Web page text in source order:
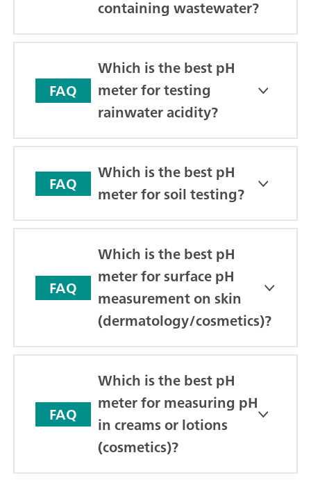
containing wastewater?
FAQ
Which is the best pH
meter for testing
rainwater acidity?
FAQ
Which is the best pH
meter for soil testing?
FAQ
Which is the best pH
meter for surface pH
measurement on skin
(dermatology/cosmetics)?
FAQ
Which is the best pH
meter for measuring pH
in creams or lotions
(cosmetics)?